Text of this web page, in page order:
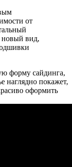
от
новый вид,
форму сайдинга,
наглядно покажет,
оформить